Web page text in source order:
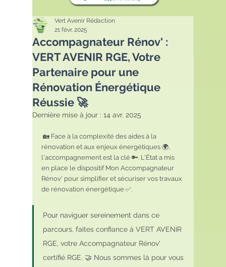
Accompagnateur Rénov' :
VERT AVENIR RGE, Votre
Partenaire pour une
Rénovation Énergétique
Réussie 🚀
Vert Avenir Rédaction
21 févr. 2025
Dernière mise à jour : 14 avr. 2025
rénovation et aux enjeux énergétiques 🌍,
l'accompagnement est la clé 🔑. L'État a mis
en place le dispositif Mon Accompagnateur
Rénov' pour simplifier et sécuriser vos travaux
de rénovation énergétique ✅.
Pour naviguer sereinement dans ce
parcours, faites confiance à VERT AVENIR
RGE, votre Accompagnateur Rénov'
certifié RGE. 🤝 Nous sommes là pour vous